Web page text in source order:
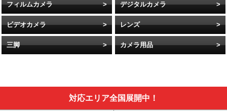
フィルムカメラ デジタルカメラ
ビデオカメラ レンズ
三脚 カメラ用品
対応エリア全国展開中！